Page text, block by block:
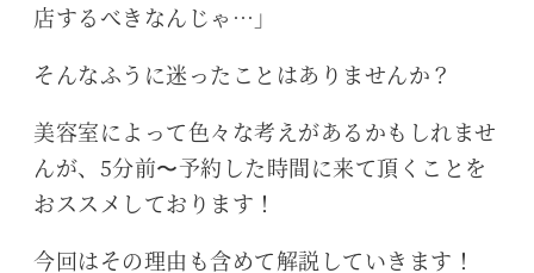
店するべきなんじゃ…」
そんなふうに迷ったことはありませんか？
美容室によって色々な考えがあるかもしれませ
んが、5分前〜予約した時間に来て頂くことを
おススメしております！
今回はその理由も含めて解説していきます！